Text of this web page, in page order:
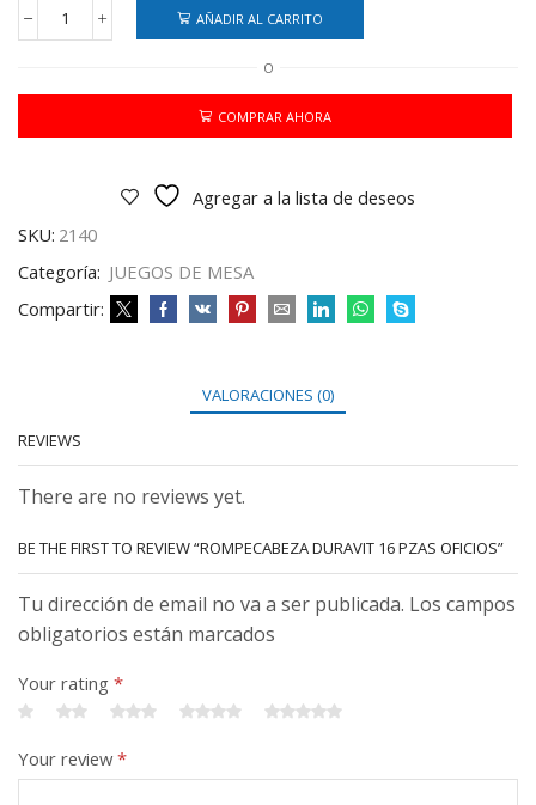
ROMPECABEZA
PZAS
cantidad
AÑADIR AL CARRITO
O
COMPRAR AHORA
Agregar a la lista de deseos
SKU: 2140
Categoría: JUEGOS DE MESA
Compartir:
VALORACIONES (0)
REVIEWS
There are no reviews yet.
BE THE FIRST TO REVIEW “ROMPECABEZA DURAVIT 16 PZAS OFICIOS”
Tu dirección de email no va a ser publicada. Los campos
obligatorios están marcados
Your rating *
Your review*